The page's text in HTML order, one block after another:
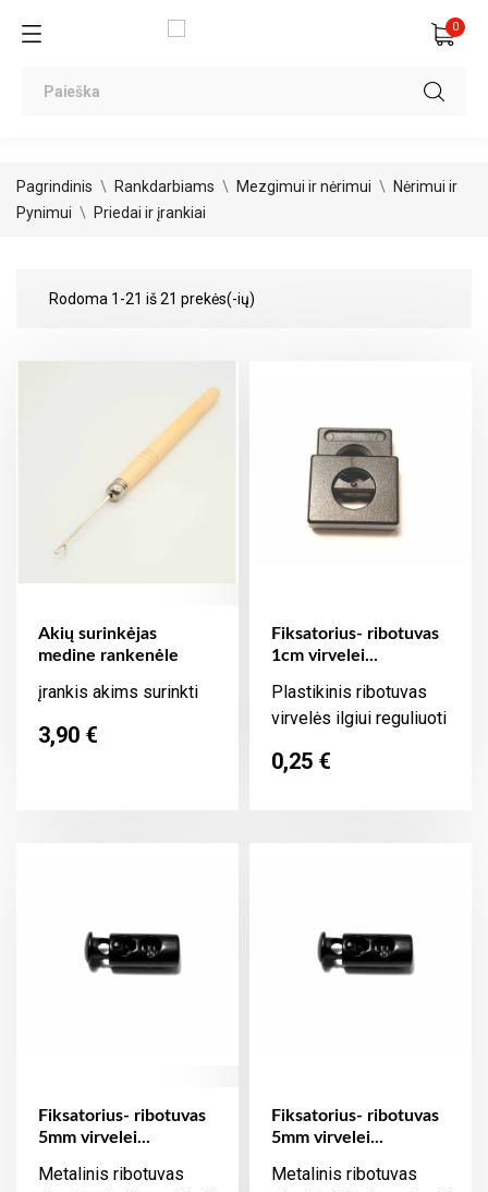
0
Pagrindinis Rankdarbiams Mezgimui ir nėrimui
Nėrimui ir
Pynimui
Priedai ir įrankiai
Rodoma 1-21 iš 21 prekės(-ių)
Akių surinkėjas
medine rankenėle
įrankis akims surinkti
Kaina
3,90 €
Fiksatorius- ribotuvas
1cm virvelei...
Plastikinis ribotuvas
virvelės ilgiui reguliuoti
Kaina
0,25 €
Fiksatorius- ribotuvas
5mm virvelei...
Metalinis ribotuvas
Fiksatorius- ribotuvas
5mm virvelei...
Metalinis ribotuvas